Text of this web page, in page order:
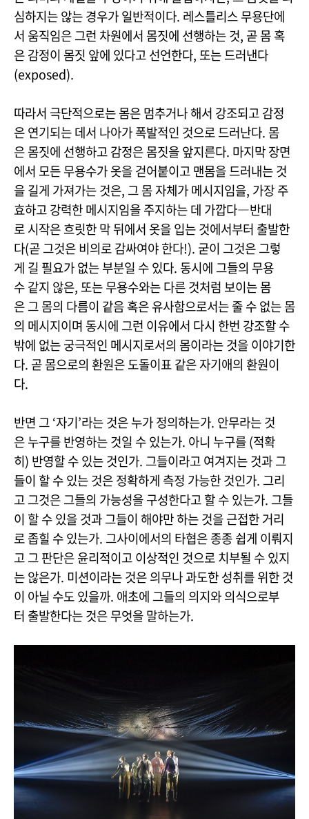
심하지는 않는 경우가 일반적이다. 레스틀리스 무용단에
서 움직임은 그런 차원에서 몸짓에 선행하는 것, 곧 몸 혹
은 감정이 몸짓 앞에 있다고 선언한다, 또는 드러낸다
(exposed).
따라서 극단적으로는 몸은 멈추거나 해서 강조되고 감정
은 연기되는 데서 나아가 폭발적인 것으로 드러난다. 몸
은 몸짓에 선행하고 감정은 몸짓을 앞지른다. 마지막 장면
에서 모든 무용수가 옷을 걷어붙이고 맨몸을 드러내는 것
을 길게 가져가는 것은, 그 몸 자체가 메시지임을, 가장 주
효하고 강력한 메시지임을 주지하는 데 가깝다―반대
로 시작은 흐릿한 막 뒤에서 옷을 입는 것에서부터 출발한
다(곧 그것은 비의로 감싸여야 한다!). 굳이 그것은 그렇
게 길 필요가 없는 부분일 수 있다. 동시에 그들의 무용
수 같지 않은, 또는 무용수와는 다른 것처럼 보이는 몸
은 그 몸의 다름이 같음 혹은 유사함으로서는 줄 수 없는 몸
의 메시지이며 동시에 그런 이유에서 다시 한번 강조할 수
밖에 없는 궁극적인 메시지로서의 몸이라는 것을 이야기한
다. 곧 몸으로의 환원은 도돌이표 같은 자기애의 환원이
다.
반면 그 ‘자기’라는 것은 누가 정의하는가. 안무라는 것
은 누구를 반영하는 것일 수 있는가. 아니 누구를 (적확
히) 반영할 수 있는 것인가. 그들이라고 여겨지는 것과 그
들이 할 수 있는 것은 정확하게 측정 가능한 것인가. 그리
고 그것은 그들의 가능성을 구성한다고 할 수 있는가. 그들
이 할 수 있을 것과 그들이 해야만 하는 것을 근접한 거리
로 좁힐 수 있는가. 그사이에서의 타협은 종종 쉽게 이뤄지
고 그 판단은 윤리적이고 이상적인 것으로 치부될 수 있지
는 않은가. 미션이라는 것은 의무나 과도한 성취를 위한 것
이 아닐 수도 있을까. 애초에 그들의 의지와 의식으로부
터 출발한다는 것은 무엇을 말하는가.